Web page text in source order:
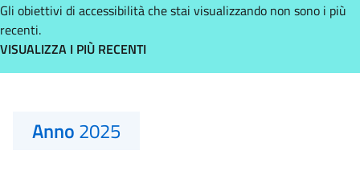
Gli obiettivi di accessibilità che stai visualizzando non sono i più
recenti.
VISUALIZZA I PIÙ RECENTI
Anno2025